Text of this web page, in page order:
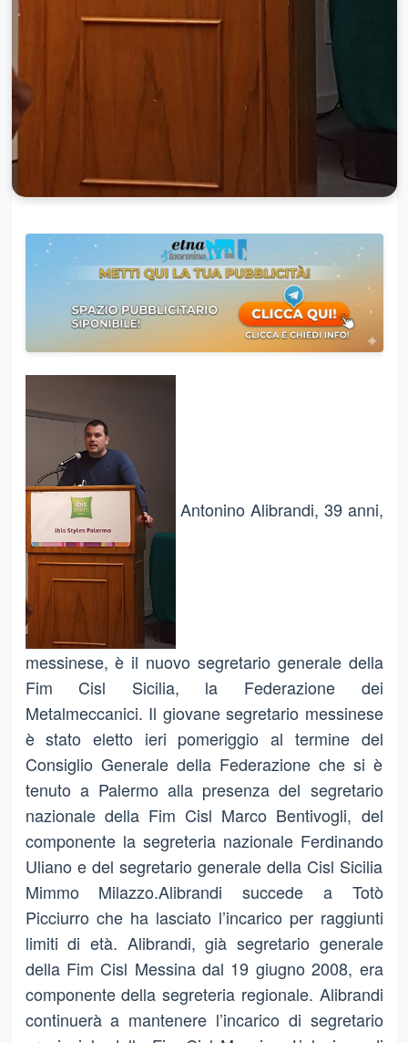
Antonino Alibrandi, 39 anni,
messinese, è il nuovo segretario generale della
Fim Cisl Sicilia, la Federazione dei
Metalmeccanici. Il giovane segretario messinese
è stato eletto ieri pomeriggio al termine del
Consiglio Generale della Federazione che si è
tenuto a Palermo alla presenza del segretario
nazionale della Fim Cisl Marco Bentivogli, del
componente la segreteria nazionale Ferdinando
Uliano e del segretario generale della Cisl Sicilia
Mimmo Milazzo.Alibrandi succede a Totò
Picciurro che ha lasciato l’incarico per raggiunti
limiti di età. Alibrandi, già segretario generale
della Fim Cisl Messina dal 19 giugno 2008, era
componente della segreteria regionale. Alibrandi
continuerà a mantenere l’incarico di segretario